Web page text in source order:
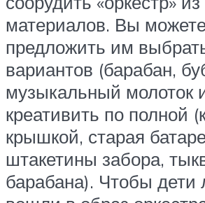
материалов. Вы
предложить им
вариантов (барабан,
музыкальный молоток
креативить по полной
крышкой, старая
штакетины забора,
барабана). Чтобы дети